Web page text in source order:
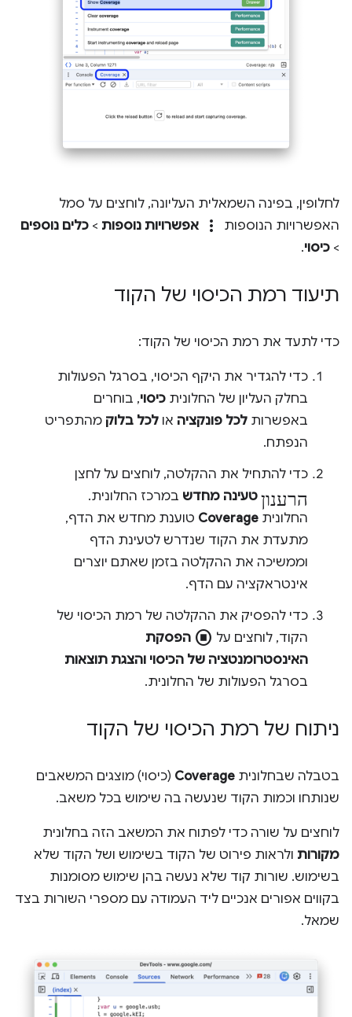
לחלופין, בפינה השמאלית העליונה, לוחצים על סמל
האפשרויות הנוספות
more_vert אפשרויות נוספות > כלים נוספים
> כיסוי.
תיעוד רמת הכיסוי של הקוד
כדי לתעד את רמת הכיסוי של הקוד:
כדי להגדיר את היקף הכיסוי, בסרגל הפעולות
בחלק העליון של החלונית כיסוי, בוחרים
באפשרות לכל פונקציה או לכל בלוק מהתפריט
הנפתח.
כדי להתחיל את ההקלטה, לוחצים על לחצן
הרענון טעינה מחדש במרכז החלונית.
החלונית Coverage טוענת מחדש את הדף,
מתעדת את הקוד שנדרש לטעינת הדף
וממשיכה את ההקלטה בזמן שאתם יוצרים
אינטראקציה עם הדף.
כדי להפסיק את ההקלטה של רמת הכיסוי של
הקוד, לוחצים על stop_circle הפסקת
האינסטרומנטציה של הכיסוי והצגת תוצאות
בסרגל הפעולות של החלונית.
ניתוח של רמת הכיסוי של הקוד
בטבלה שבחלונית Coverage (כיסוי) מוצגים המשאבים
שנותחו וכמות הקוד שנעשה בה שימוש בכל משאב.
לוחצים על שורה כדי לפתוח את המשאב הזה בחלונית
מקורות ולראות פירוט של הקוד בשימוש ושל הקוד שלא
בשימוש. שורות קוד שלא נעשה בהן שימוש מסומנות
בקווים אפורים אנכיים ליד העמודה עם מספרי השורות בצד
שמאל.